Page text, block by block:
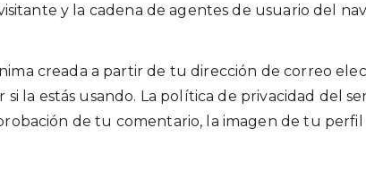
y la cadena de agentes de usuario del
creada a partir de tu dirección de correo
si la estás usando. La política de privacidad del
de tu comentario, la imagen de tu